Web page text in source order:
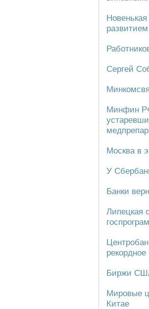
Сергей
Минфин
Москва в
У
Банки
Липецкая
Биржи
Мировые
Китае